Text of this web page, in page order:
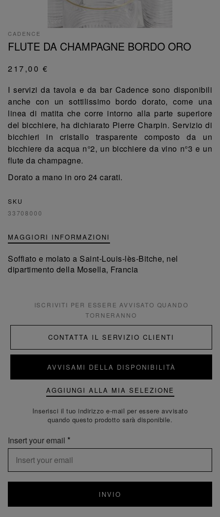
CADENCE
FLUTE DA CHAMPAGNE BORDO ORO
217,00 €
I servizi da tavola e da bar Cadence sono disponibili
anche con un sottilissimo bordo dorato, come una
linea di matita che corre intorno alla parte superiore
del bicchiere, ha dichiarato Pierre Charpin. Servizio di
bicchieri in cristallo trasparente composto da un
bicchiere da acqua n°2, un bicchiere da vino n°3 e un
flute da champagne.
Dorato a mano in oro 24 carati.
SKU
33708000
MAGGIORI INFORMAZIONI
Soffiato e molato a Saint-Louis-lès-Bitche, nel
dipartimento della Mosella, Francia
ISCRIVITI PER ESSERE AVVISATO QUANDO
TORNERANNO
CONTATTA IL SERVIZIO CLIENTI
AVVISAMI DELLA DISPONIBILITÀ
AGGIUNGI ALLA MIA SELEZIONE
Inserisci il tuo indirizzo e-mail per essere avvisato
quando questo prodotto sarà disponibile.
Insert your email
INVIO